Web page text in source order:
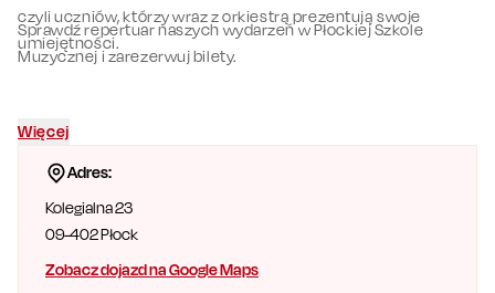
Adres:
Kolegialna 23
09-402Płock
Zobacz dojazd na Google Maps
czyli uczniów, którzy wraz z orkiestrą prezentują swoje
umiejętności.
Sprawdź repertuar naszych wydarzeń w Płockiej Szkole
Muzycznej i zarezerwuj bilety.
Więcej